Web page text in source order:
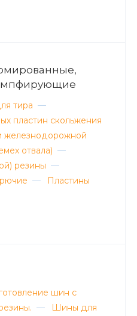
тира —
пластин скольжения
железнодорожной
отвала) —
резины —
—
Пластины
шин с
—
Шины для